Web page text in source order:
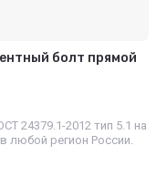
болт прямой
24379.1-2012 тип 5.1 на
любой регион России.